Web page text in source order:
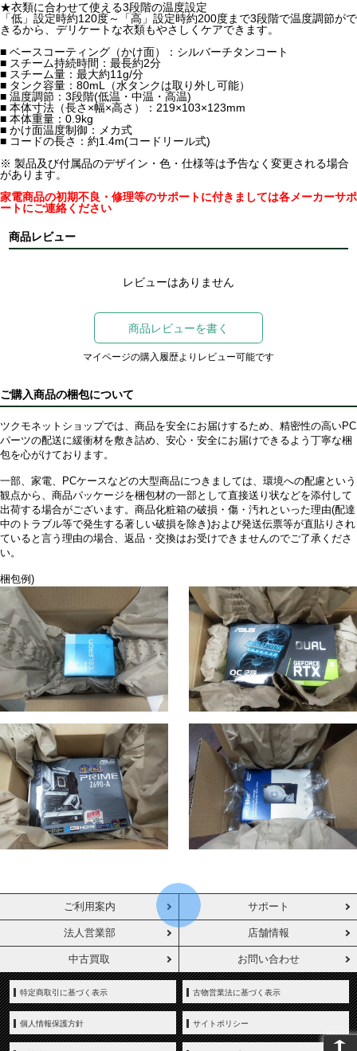
★衣類に合わせて使える3段階の温度設定
「低」設定時約120度～「高」設定時約200度まで3段階で温度調節がで
きるから、デリケートな衣類もやさしくケアできます。
■ ベースコーティング（かけ面）：シルバーチタンコート
■ スチーム持続時間：最長約2分
■ スチーム量：最大約11g/分
■ タンク容量：80mL（水タンクは取り外し可能）
■ 温度調節：3段階(低温・中温・高温)
■ 本体寸法（長さ×幅×高さ）：219×103×123mm
■ 本体重量：0.9kg
■ かけ面温度制御：メカ式
■ コードの長さ：約1.4m(コードリール式)
※ 製品及び付属品のデザイン・色・仕様等は予告なく変更される場合
があります。
家電商品の初期不良・修理等のサポートに付きましては各メーカーサポ
ートにご連絡ください
商品レビュー
レビューはありません
商品レビューを書く
マイページの購入履歴よりレビュー可能です
ご購入商品の梱包について
ツクモネットショップでは、商品を安全にお届けするため、精密性の高いPC
パーツの配送に緩衝材を敷き詰め、安心・安全にお届けできるよう丁寧な梱
包を心がけております。
一部、家電、PCケースなどの大型商品につきましては、環境への配慮という
観点から、商品パッケージを梱包材の一部として直接送り状などを添付して
出荷する場合がございます。商品化粧箱の破損・傷・汚れといった理由(配達
中のトラブル等で発生する著しい破損を除き)および発送伝票等が直貼りされ
ていると言う理由の場合、返品・交換はお受けできませんのでご了承くださ
い。
梱包例)
ご利用案内 サポート
法人営業部 店舗情報
中古買取 お問い合わせ
特定商取引に基づく表示 古物営業法に基づく表示
個人情報保護方針 サイトポリシー